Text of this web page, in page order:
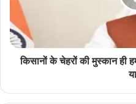
ड
एं
बे
:
रों
की
मु
स्काकिसानों के चेहरों की मुस्कान ही